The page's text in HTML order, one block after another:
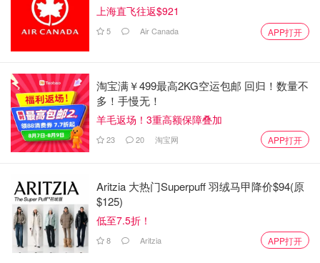
商品需在指定“即买即退”商店购买，并获取正规销售发票。
哪些商店提供“即买即退”？
商店需：
位于已实施该政策的地区；
与当地退税代理机构协商达成一致；
“即买即退”办理流程
第一步：商店开单与支付
签署协议书 → 商店办理信用卡预授权 → 开具退税申请单
上海直飞往返$921
5 Air Canada APP打开
淘宝满￥499最高2KG空运包邮 回归！数量不
多！手慢无！
羊毛返场！3重高额保障叠加
23 20 淘宝网 APP打开
Aritzia 大热门Superpuff 羽绒马甲降价$94(原
$125)
低至7.5折！
8 Aritzia APP打开